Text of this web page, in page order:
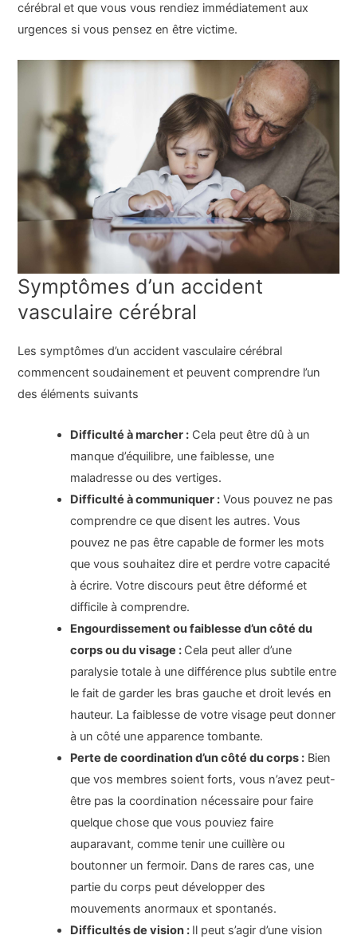
cérébral et que vous vous rendiez immédiatement aux
urgences si vous pensez en être victime.
Symptômes d’un accident
vasculaire cérébral
Les symptômes d’un accident vasculaire cérébral
commencent soudainement et peuvent comprendre l’un
des éléments suivants
Difficulté à marcher : Cela peut être dû à un
manque d’équilibre, une faiblesse, une
maladresse ou des vertiges.
Difficulté à communiquer : Vous pouvez ne pas
comprendre ce que disent les autres. Vous
pouvez ne pas être capable de former les mots
que vous souhaitez dire et perdre votre capacité
à écrire. Votre discours peut être déformé et
difficile à comprendre.
Engourdissement ou faiblesse d’un côté du
corps ou du visage : Cela peut aller d’une
paralysie totale à une différence plus subtile entre
le fait de garder les bras gauche et droit levés en
hauteur. La faiblesse de votre visage peut donner
à un côté une apparence tombante.
Perte de coordination d’un côté du corps : Bien
que vos membres soient forts, vous n’avez peut-
être pas la coordination nécessaire pour faire
quelque chose que vous pouviez faire
auparavant, comme tenir une cuillère ou
boutonner un fermoir. Dans de rares cas, une
partie du corps peut développer des
mouvements anormaux et spontanés.
Difficultés de vision : Il peut s’agir d’une vision